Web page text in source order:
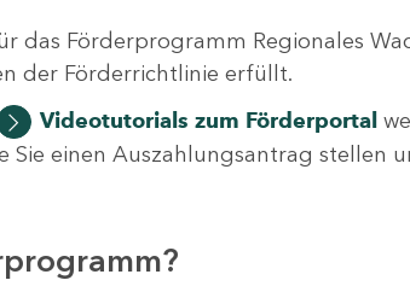
das Förderprogramm Regionales
der Förderrichtlinie erfüllt.
Videotutorials zum Förderportal
Sie einen Auszahlungsantrag stellen